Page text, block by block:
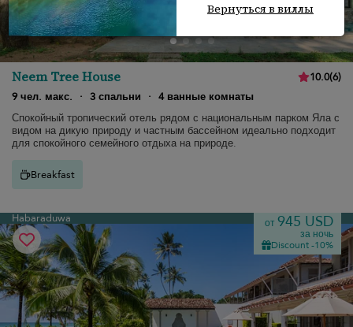
Neem Tree House 10.0(6)
9 чел. макс.
· 3 спальни · 4 ванные комнаты
Спокойный тропический отель рядом с национальным парком Яла с
видом на дикую природу и частным бассейном идеально подходит
для спокойного семейного отдыха на природе.
Breakfast
Habaraduwa от 945 USD
за ночь
Discount -10%
Вернуться в виллы